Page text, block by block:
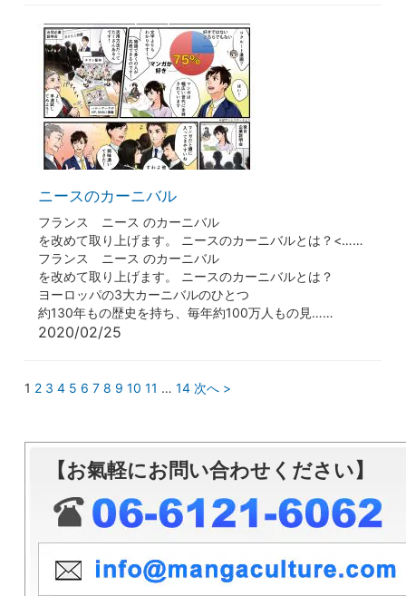
ニースのカーニバル
フランス ニース のカーニバル
を改めて取り上げます。 ニースのカーニバルとは？<……
フランス ニース のカーニバル
を改めて取り上げます。 ニースのカーニバルとは？
ヨーロッパの3大カーニバルのひとつ
約130年もの歴史を持ち、毎年約100万人もの見……
2020/02/25
1 2 3 4 5 6 7 8 9 10 11 … 14 次へ >
【お氣軽にお問い合わせください】